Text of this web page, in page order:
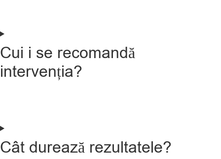
Cui i se recomandă
intervenția?
Cât durează rezultatele?